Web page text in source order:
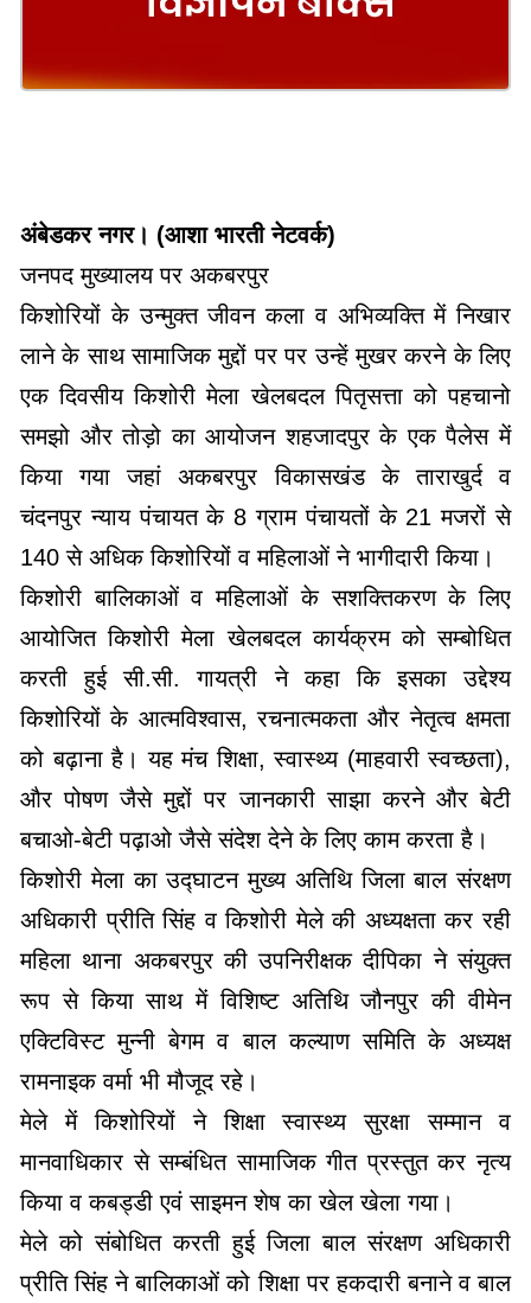
अंबेडकर नगर। (आशा भारती नेटवर्क)
जनपद मुख्यालय पर अकबरपुर
किशोरियों के उन्मुक्त जीवन कला व अभिव्यक्ति में निखार
लाने के साथ सामाजिक मुद्दों पर पर उन्हें मुखर करने के लिए
एक दिवसीय किशोरी मेला खेलबदल पितृसत्ता को पहचानो
समझो और तोड़ो का आयोजन शहजादपुर के एक पैलेस में
किया गया जहां अकबरपुर विकासखंड के ताराखुर्द व
चंदनपुर न्याय पंचायत के 8 ग्राम पंचायतों के 21 मजरों से
140 से अधिक किशोरियों व महिलाओं ने भागीदारी किया।
किशोरी बालिकाओं व महिलाओं के सशक्तिकरण के लिए
आयोजित किशोरी मेला खेलबदल कार्यक्रम को सम्बोधित
करती हुई सी.सी. गायत्री ने कहा कि इसका उद्देश्य
किशोरियों के आत्मविश्वास, रचनात्मकता और नेतृत्व क्षमता
को बढ़ाना है। यह मंच शिक्षा, स्वास्थ्य (माहवारी स्वच्छता),
और पोषण जैसे मुद्दों पर जानकारी साझा करने और बेटी
बचाओ-बेटी पढ़ाओ जैसे संदेश देने के लिए काम करता है।
किशोरी मेला का उद्घाटन मुख्य अतिथि जिला बाल संरक्षण
अधिकारी प्रीति सिंह व किशोरी मेले की अध्यक्षता कर रही
महिला थाना अकबरपुर की उपनिरीक्षक दीपिका ने संयुक्त
रूप से किया साथ में विशिष्ट अतिथि जौनपुर की वीमेन
एक्टिविस्ट मुन्नी बेगम व बाल कल्याण समिति के अध्यक्ष
रामनाइक वर्मा भी मौजूद रहे।
मेले में किशोरियों ने शिक्षा स्वास्थ्य सुरक्षा सम्मान व
मानवाधिकार से सम्बंधित सामाजिक गीत प्रस्तुत कर नृत्य
किया व कबड्डी एवं साइमन शेष का खेल खेला गया।
मेले को संबोधित करती हुई जिला बाल संरक्षण अधिकारी
प्रीति सिंह ने बालिकाओं को शिक्षा पर हकदारी बनाने व बाल